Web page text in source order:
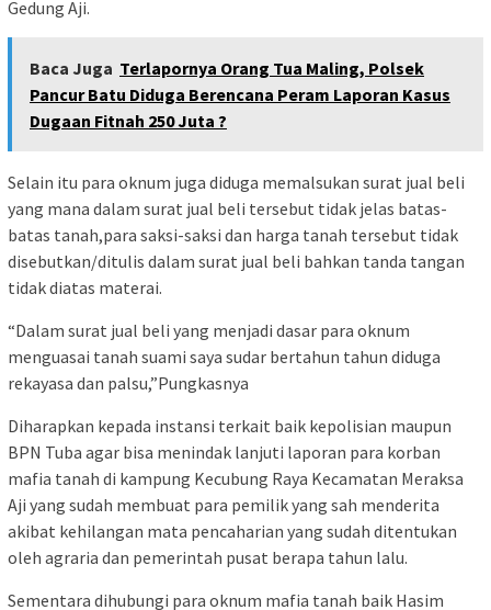
Gedung Aji.
Baca Juga Terlapornya Orang Tua Maling, Polsek
Pancur Batu Diduga Berencana Peram Laporan Kasus
Dugaan Fitnah 250 Juta ?
Selain itu para oknum juga diduga memalsukan surat jual beli
yang mana dalam surat jual beli tersebut tidak jelas batas-
batas tanah,para saksi-saksi dan harga tanah tersebut tidak
disebutkan/ditulis dalam surat jual beli bahkan tanda tangan
tidak diatas materai.
“Dalam surat jual beli yang menjadi dasar para oknum
menguasai tanah suami saya sudar bertahun tahun diduga
rekayasa dan palsu,”Pungkasnya
Diharapkan kepada instansi terkait baik kepolisian maupun
BPN Tuba agar bisa menindak lanjuti laporan para korban
mafia tanah di kampung Kecubung Raya Kecamatan Meraksa
Aji yang sudah membuat para pemilik yang sah menderita
akibat kehilangan mata pencaharian yang sudah ditentukan
oleh agraria dan pemerintah pusat berapa tahun lalu.
Sementara dihubungi para oknum mafia tanah baik Hasim